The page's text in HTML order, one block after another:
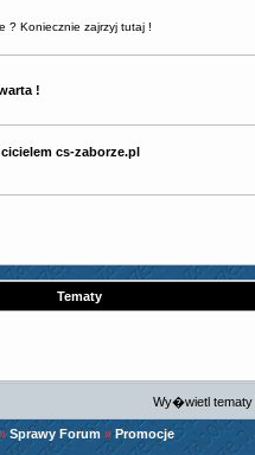
? Koniecznie zajrzyj tutaj !
!
cs-zaborze.pl
Tematy
Wy�wietl
»Sprawy Forum »Promocje